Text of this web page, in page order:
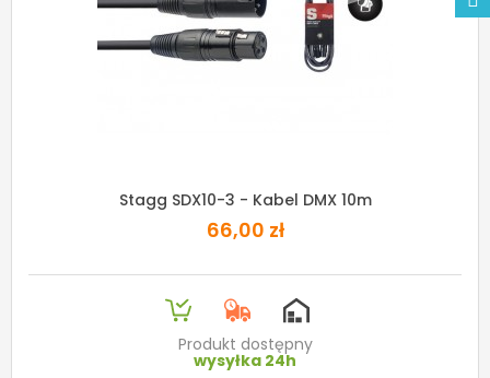
Stagg SDX10-3 - Kabel DMX 10m
66,00 zł
Produkt dostępny
wysyłka 24h